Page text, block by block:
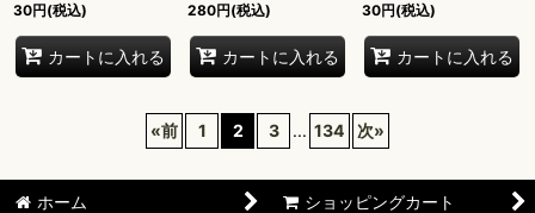
30円(税込)
カートに入れる
280円(税込)
カートに入れる
30円(税込)
カートに入れる
«前 1 2 3 ... 134 次»
ホーム ショッピングカート